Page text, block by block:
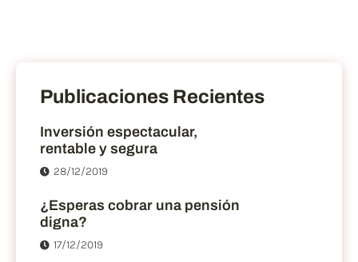
Publicaciones Recientes
Inversión espectacular,
rentable y segura
28/12/2019
¿Esperas cobrar una pensión
digna?
17/12/2019